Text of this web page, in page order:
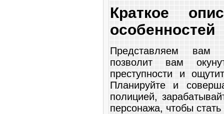
Краткое
особенностей
Представляем вам
позволит вам
преступности и
Планируйте и
полицией,
персонажа, чтобы